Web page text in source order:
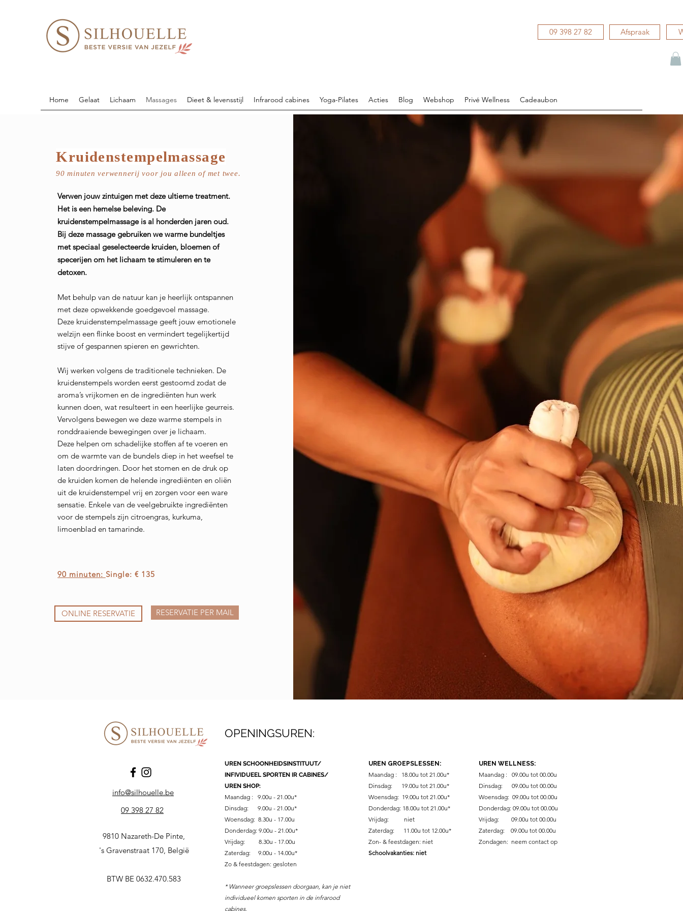
Home Gelaat Lichaam Massages Dieet & levensstijl Infrarood cabines Yoga-Pilates Acties Blog Webshop Privé Wellness Cadeaubon
09 398 27 82 Afspraak
Kruidenstempelmassage
90 minuten verwennerij voor jou alleen of met twee.
Verwen jouw zintuigen met deze ultieme treatment.
Het is een hemelse beleving. De
kruidenstempelmassage is al honderden jaren oud.
Bij deze massage gebruiken we warme bundeltjes
met speciaal geselecteerde kruiden, bloemen of
specerijen om het lichaam te stimuleren en te
detoxen.
Met behulp van de natuur kan je heerlijk ontspannen
met deze opwekkende goedgevoel massage.
Deze kruidenstempelmassage geeft jouw emotionele
welzijn een flinke boost en vermindert tegelijkertijd
stijve of gespannen spieren en gewrichten.
Wij werken volgens de traditionele technieken. De
kruidenstempels worden eerst gestoomd zodat de
aroma’s vrijkomen en de ingrediënten hun werk
kunnen doen, wat resulteert in een heerlijke geurreis.
Vervolgens bewegen we deze warme stempels in
ronddraaiende bewegingen over je lichaam.
Deze helpen om schadelijke stoffen af te voeren en
om de warmte van de bundels diep in het weefsel te
laten doordringen. Door het stomen en de druk op
de kruiden komen de helende ingrediënten en oliën
uit de kruidenstempel vrij en zorgen voor een ware
sensatie. Enkele van de veelgebruikte ingrediënten
voor de stempels zijn citroengras, kurkuma,
limoenblad en tamarinde.
90 minuten: Single: € 135
ONLINE RESERVATIE RESERVATIE PER MAIL
info@silhouelle.be
09 398 27 82
9810 Nazareth-De Pinte,
's Gravenstraat 170, België
BTW BE 0632.470.583
OPENINGSUREN:
UREN SCHOONHEIDSINSTITUUT/
INFIVIDUEEL SPORTEN IR CABINES/
UREN SHOP:
Maandag : 9.00u - 21.00u*
Dinsdag: 9.00u - 21.00u*
Woensdag: 8.30u - 17.00u
Donderdag: 9.00u - 21.00u*
Vrijdag: 8.30u - 17.00u
Zaterdag: 9.00u - 14.00u*
Zo & feestdagen: gesloten
* Wanneer groepslessen doorgaan, kan je niet
individueel komen sporten in de infrarood
cabines.
UREN GROEPSLESSEN:
Maandag : 18.00u tot 21.00u*
Dinsdag: 19.00u tot 21.00u*
Woensdag: 19.00u tot 21.00u*
Donderdag: 18.00u tot 21.00u*
Vrijdag: niet
Zaterdag: 11.00u tot 12.00u*
Zon- & feestdagen: niet
Schoolvakanties: niet
UREN WELLNESS:
Maandag : 09.00u tot 00.00u
Dinsdag: 09.00u tot 00.00u
Woensdag: 09.00u tot 00.00u
Donderdag: 09.00u tot 00.00u
Vrijdag: 09.00u tot 00.00u
Zaterdag: 09.00u tot 00.00u
Zondagen: neem contact op